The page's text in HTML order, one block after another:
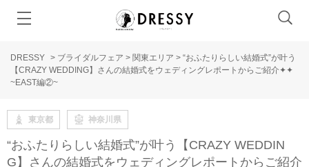
DRESSY > ブライダルフェア > 関東エリア > “おふたりらしい結婚式”が叶う
【CRAZY WEDDING】さんの結婚式をウェディングレポートからご紹介✦✦
~EAST編②~
東京都 神奈川県
“おふたりらしい結婚式”が叶う【CRAZY WEDDIN
G】さんの結婚式をウェディングレポートからご紹介